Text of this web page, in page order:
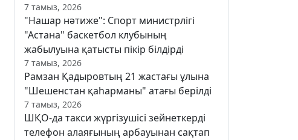
7 тамыз, 2026
"Нашар нәтиже": Спорт министрлігі
"Астана" баскетбол клубының
жабылуына қатысты пікір білдірді
7 тамыз, 2026
Рамзан Қадыровтың 21 жастағы ұлына
"Шешенстан қаһарманы" атағы берілді
7 тамыз, 2026
ШҚО-да такси жүргізушісі зейнеткерді
телефон алаяғының арбауынан сақтап